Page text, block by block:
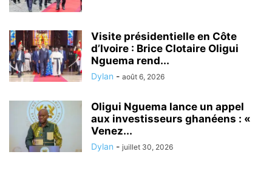
Visite présidentielle en Côte
d’Ivoire : Brice Clotaire Oligui
Nguema rend...
Dylan - août 6, 2026
Oligui Nguema lance un appel
aux investisseurs ghanéens : «
Venez...
Dylan - juillet 30, 2026